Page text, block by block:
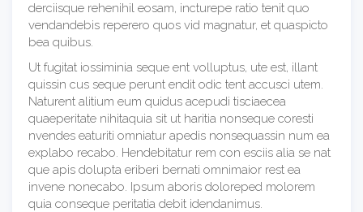
derciisque rehenihil eosam, incturepe ratio tenit quo
vendandebis reperero quos vid magnatur, et quaspicto
bea quibus.
Ut fugitat iossiminia seque ent volluptus, ute est, illant
quissin cus seque perunt endit odic tent accusci utem.
Naturent alitium eum quidus acepudi tisciaecea
quaeperitate nihitaquia sit ut haritia nonseque coresti
nvendes eaturiti omniatur apedis nonsequassin num ea
explabo recabo. Hendebitatur rem con esciis alia se nat
que apis dolupta eriberi bernati omnimaior rest ea
invene nonecabo. Ipsum aboris doloreped molorem
quia conseque peritatia debit idendanimus.